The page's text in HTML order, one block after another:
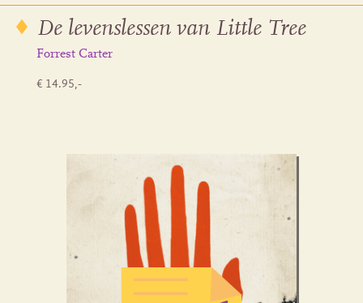
De levenslessen van Little Tree
Forrest Carter
€ 14.95,-